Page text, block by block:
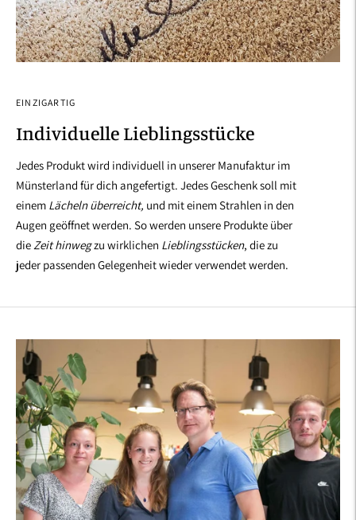
EINZIGARTIG
Individuelle Lieblingsstücke
Jedes Produkt wird individuell in unserer Manufaktur im
Münsterland für dich angefertigt. Jedes Geschenk soll mit
einem Lächeln überreicht, und mit einem Strahlen in den
Augen geöffnet werden. So werden unsere Produkte über
die Zeit hinwegzu wirklichen Lieblingsstücken, die zu
jeder passenden Gelegenheit wieder verwendet werden.